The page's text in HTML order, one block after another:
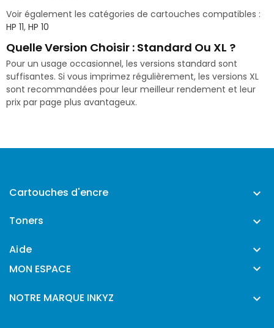
Voir également les catégories de cartouches compatibles :
HP 11, HP 10
Quelle Version Choisir : Standard Ou XL ?
Pour un usage occasionnel, les versions standard sont
suffisantes. Si vous imprimez régulièrement, les versions XL
sont recommandées pour leur meilleur rendement et leur
prix par page plus avantageux.
Cartouches d'encre 
Toners 
Aide 
MON ESPACE 
NOTRE MARQUE INKYZ 